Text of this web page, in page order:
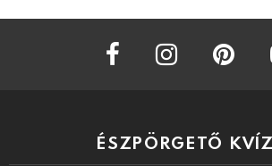
facebook instagram
ÉSZPÖRGETŐ